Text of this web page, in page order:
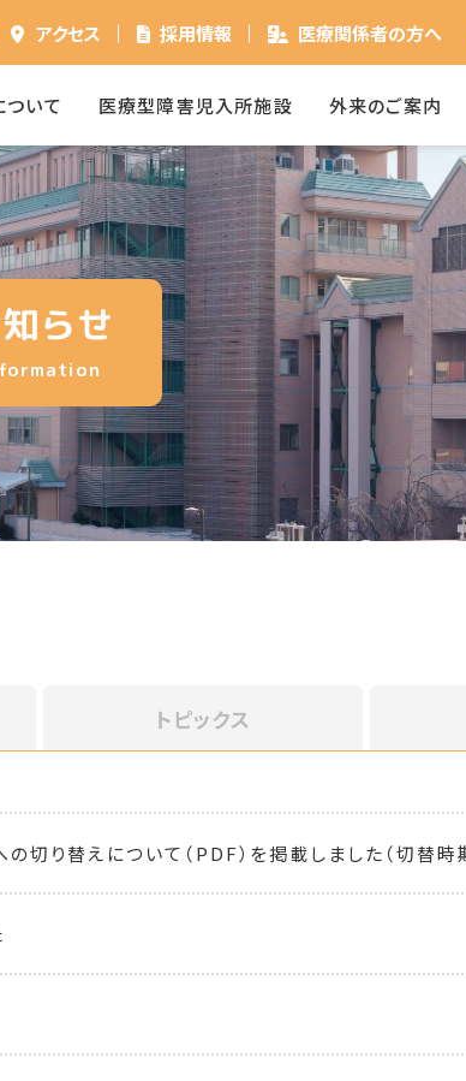
アクセス 採用情報 医療関係者の方へ
ついて 医療型障害児入所施設 外来のご案内
らせ
トピックス
切り替えについて（PDF）を掲載しました（切替